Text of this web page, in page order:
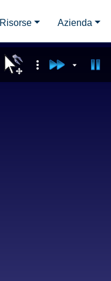
Risorse Azienda